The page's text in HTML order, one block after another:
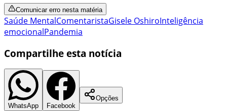
Comunicar erro nesta matéria
Saúde MentalComentaristaGisele OshiroInteligência
emocionalPandemia
Compartilhe esta notícia
WhatsApp Facebook
Opções